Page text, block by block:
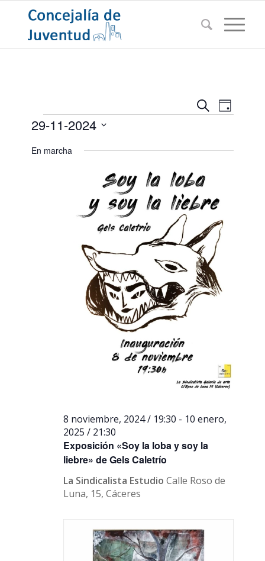
y
vistas
de
Eventos
Buscar
de
Evento
Día
Eventos
29-11-2024
fecha.
En marcha
Exposición «Soy la loba y soy la
liebre» de Gels Caletrío
8 noviembre, 2024 / 19:30 - 10 enero,
2025 / 21:30
La Sindicalista EstudioCalle Roso de
Luna, 15, Cáceres